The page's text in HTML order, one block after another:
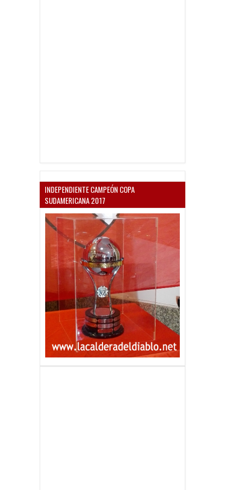
INDEPENDIENTE CAMPEÓN COPA
SUDAMERICANA 2017